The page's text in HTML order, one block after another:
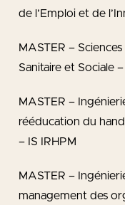
de l’Emploi et de
MASTER –
Sanitaire et Sociale
MASTER –
rééducation du
– IS IRHPM
MASTER –
management des